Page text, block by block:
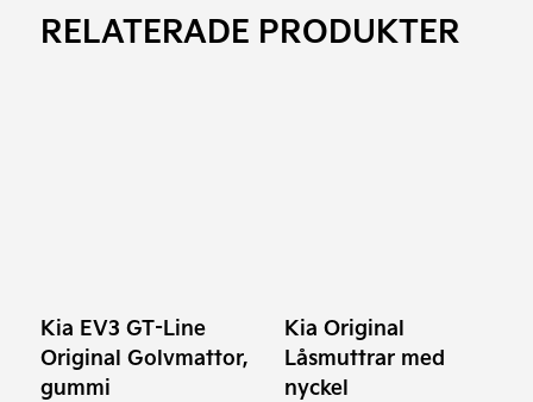
RELATERADE PRODUKTER
Kia EV3 GT-Line
Original Golvmattor,
gummi
Kia Original
Låsmuttrar med
nyckel